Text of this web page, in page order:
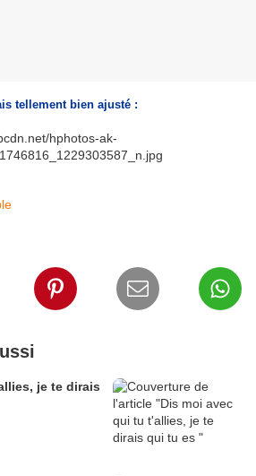
tellement bien ajusté :
je te dirais